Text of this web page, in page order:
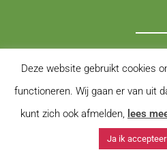
Deze website gebruikt cookies
functioneren. Wij gaan er van uit
kunt zich ook afmelden, lees
Ja ik